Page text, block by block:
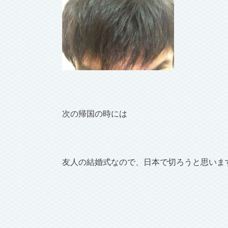
次の帰国の時には
友人の結婚式なので、日本で切ろうと思いま